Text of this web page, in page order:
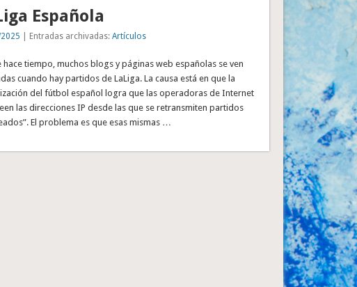
Española
| Entradas archivadas: Artículos
hace tiempo, muchos blogs y páginas web españolas se ven
cuando hay partidos de LaLiga. La causa está en que la
del fútbol español logra que las operadoras de Internet
las direcciones IP desde las que se retransmiten partidos
El problema es que esas mismas …